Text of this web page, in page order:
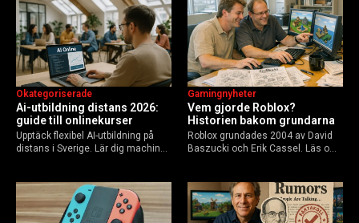
Ai-utbildning distans 2026:
guide till onlinekurser
Okategoriserade
Upptäck flexibel AI-utbildning på
distans i Sverige. Lär dig machine
Guide för nybörjare och
yrkesverksamma som vill bygga…
Vem gjorde Roblox?
Historien bakom grundarna
Gamingnyheter
Roblox grundades 2004 av David
Baszucki och Erik Cassel. Läs om
användare 2025, och vad som
händer inför 2026.